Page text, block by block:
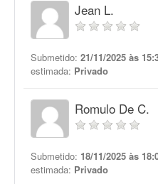
Jean L.
Submetido: 21/11/2025 às
estimada: Privado
Romulo De C.
Submetido: 18/11/2025 às
estimada: Privado